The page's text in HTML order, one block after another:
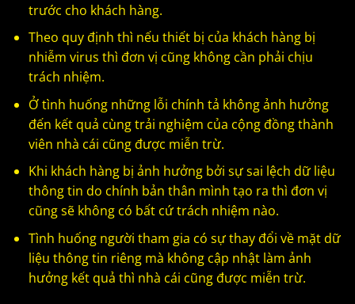
trước cho khách hàng.
Theo quy định thì nếu thiết bị của khách hàng bị
nhiễm virus thì đơn vị cũng không cần phải chịu
trách nhiệm.
Ở tình huống những lỗi chính tả không ảnh hưởng
đến kết quả cùng trải nghiệm của cộng đồng thành
viên nhà cái cũng được miễn trừ.
Khi khách hàng bị ảnh hưởng bởi sự sai lệch dữ liệu
thông tin do chính bản thân mình tạo ra thì đơn vị
cũng sẽ không có bất cứ trách nhiệm nào.
Tình huống người tham gia có sự thay đổi về mặt dữ
liệu thông tin riêng mà không cập nhật làm ảnh
hưởng kết quả thì nhà cái cũng được miễn trừ.